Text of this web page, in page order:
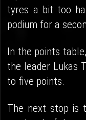
tyres a bit too
podium for a
In the points
the leader Lukas
to five points.
The next stop is